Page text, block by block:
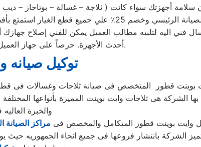
غسالات وايت بوينت في مركز الصيانة
فني اليه لتلبيه مطالب العميل يمكن للفني إصلاح جهازك
أحدث الأجهزة. حرصاً على جهاز العميل، يتم تسليمه بأفضل حالاته لإرضاء العميل العزيز.
توكيل صيانه
الشركة هى ثلاجات وايت بوينت المميزة بأنواعها
والخبرة
وايت بوينت قطور المتكامل والمخصص فى مراكز الصيانة